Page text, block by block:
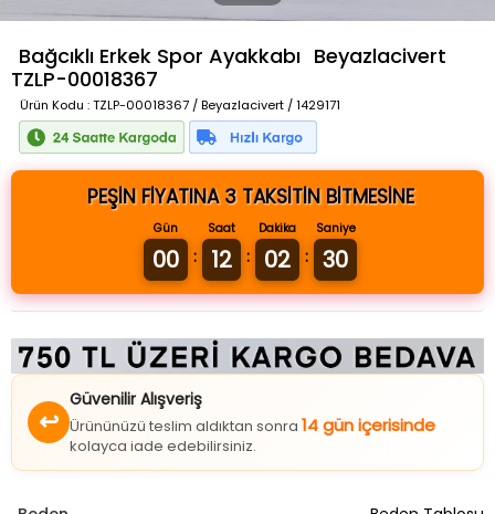
Bağcıklı Erkek Spor Ayakkabı Beyazlacivert
TZLP-00018367
Ürün Kodu : TZLP-00018367 / Beyazlacivert / 1429171
PEŞİN FİYATINA 3 TAKSİTİN BİTMESİNE
Gün
00 :
Saat
12 :
Dakika
02 :
Saniye
29
Güvenilir Alışveriş
Ürününüzü teslim aldıktan sonra
kolayca iade edebilirsiniz.